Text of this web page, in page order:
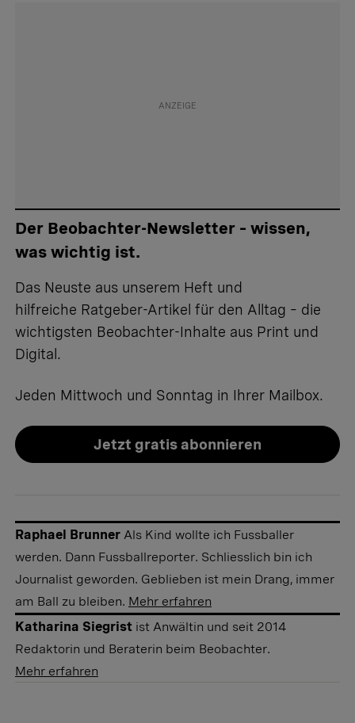
Der Beobachter-Newsletter – wissen,
was wichtig ist.
Das Neuste aus unserem Heft und
hilfreiche Ratgeber-Artikel für den Alltag – die
wichtigsten Beobachter-Inhalte aus Print und
Digital.
Jeden Mittwoch und Sonntag in Ihrer Mailbox.
Jetzt gratis abonnieren
Raphael Brunner Als Kind wollte ich Fussballer
werden. Dann Fussballreporter. Schliesslich bin ich
Journalist geworden. Geblieben ist mein Drang, immer
am Ball zu bleiben. Mehr erfahren
Katharina Siegrist ist Anwältin und seit 2014
Redaktorin und Beraterin beim Beobachter.
Mehr erfahren